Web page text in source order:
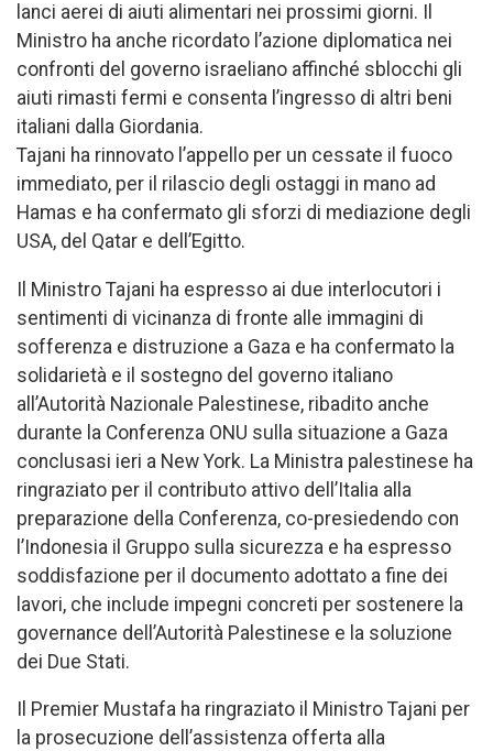
lanci aerei di aiuti alimentari nei prossimi giorni. Il
Ministro ha anche ricordato l’azione diplomatica nei
confronti del governo israeliano affinché sblocchi gli
aiuti rimasti fermi e consenta l’ingresso di altri beni
italiani dalla Giordania.
Tajani ha rinnovato l’appello per un cessate il fuoco
immediato, per il rilascio degli ostaggi in mano ad
Hamas e ha confermato gli sforzi di mediazione degli
USA, del Qatar e dell’Egitto.
Il Ministro Tajani ha espresso ai due interlocutori i
sentimenti di vicinanza di fronte alle immagini di
sofferenza e distruzione a Gaza e ha confermato la
solidarietà e il sostegno del governo italiano
all’Autorità Nazionale Palestinese, ribadito anche
durante la Conferenza ONU sulla situazione a Gaza
conclusasi ieri a New York. La Ministra palestinese ha
ringraziato per il contributo attivo dell’Italia alla
preparazione della Conferenza, co-presiedendo con
l’Indonesia il Gruppo sulla sicurezza e ha espresso
soddisfazione per il documento adottato a fine dei
lavori, che include impegni concreti per sostenere la
governance dell’Autorità Palestinese e la soluzione
dei Due Stati.
Il Premier Mustafa ha ringraziato il Ministro Tajani per
la prosecuzione dell’assistenza offerta alla